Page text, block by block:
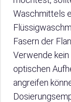
Waschmittels
Fasern der
Verwende
optischen
angreifen